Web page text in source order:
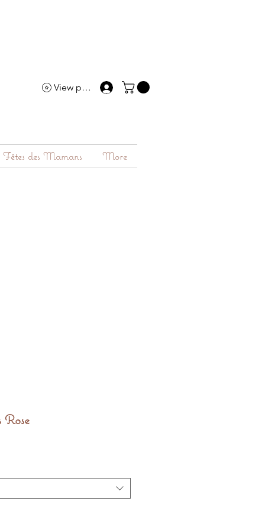
View points
Fêtes des Mamans More